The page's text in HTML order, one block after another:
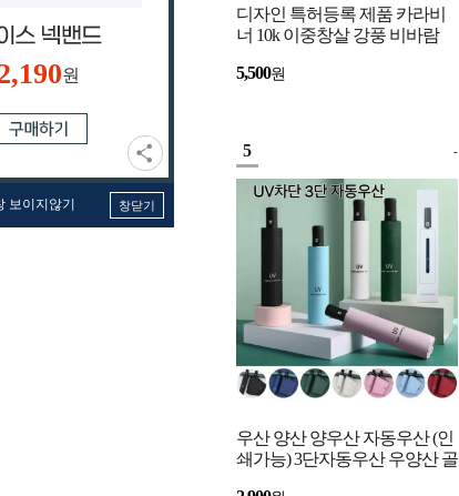
원
보이지않기 창닫기
디자인 특허등록 제품 카라비
너 10k 이중창살 강풍 비바람
5,500원
5 -
우산 양산 양우산 자동우산 (인
쇄가능) 3단자동우산 우양산 골